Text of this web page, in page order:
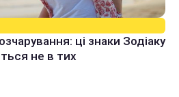
ці знаки Зодіаку
не в тих